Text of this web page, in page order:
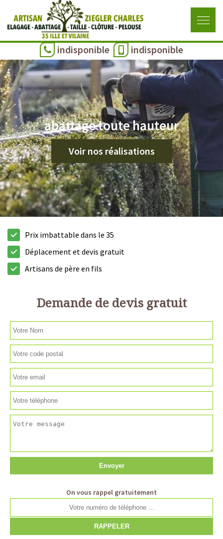
indisponible indisponible
abattage toute hauteur
Voir nos réalisations
Prix imbattable dans le 35
Déplacement et devis gratuit
Artisans de père en fils
Demande de devis gratuit
On vous rappel gratuitement